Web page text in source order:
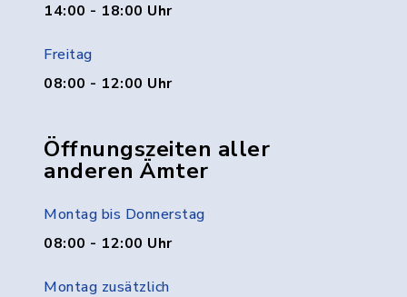
14:00 - 18:00 Uhr
Freitag
08:00 - 12:00 Uhr
Öffnungszeiten aller
anderen Ämter
Montag bis Donnerstag
08:00 - 12:00 Uhr
Montag zusätzlich